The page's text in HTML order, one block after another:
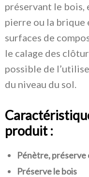
préservant le bois,
pierre ou la brique
surfaces de
le calage des
possible de
du niveau du sol.
produit :
Pénètre,
Préserve le bois